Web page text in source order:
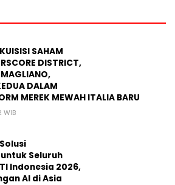
SAHAM
DISTRICT,
DALAM
MEREK MEWAH ITALIA BARU
WIB
Seluruh
Indonesia 2026,
AI di Asia